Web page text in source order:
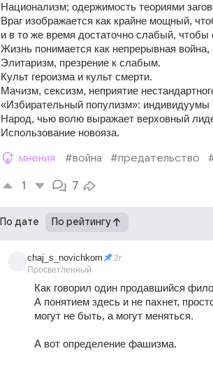
Национализм; одержимость теориями
Враг изображается как крайне мощный,
и в то же время достаточно слабый,
Жизнь понимается как непрерывная
Элитаризм, презрение к слабым.
Культ героизма и культ смерти.
Мачизм, сексизм, неприятие
«Избирательный популизм»:
Народ, чью волю выражает верховный
Использование новояза.
мнения #война #предательство
1 7
По дате По рейтингу
chaj_s_novichkom
Просветленный
2г
Как говорил один продавшийся
А понятием здесь и не пахнет,
могут не быть, а могут меняться.
А вот определение фашизма.